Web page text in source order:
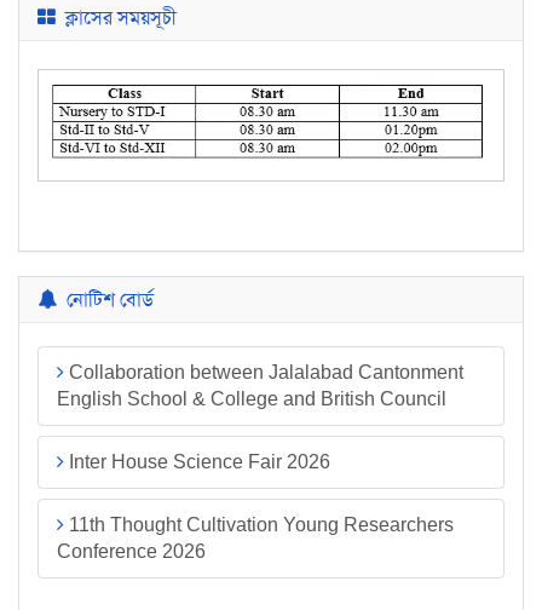
ক্লাসের সময়সূচী
নোটিশ বোর্ড
Collaboration between Jalalabad Cantonment
English School & College and British Council
Inter House Science Fair 2026
11th Thought Cultivation Young Researchers
Conference 2026